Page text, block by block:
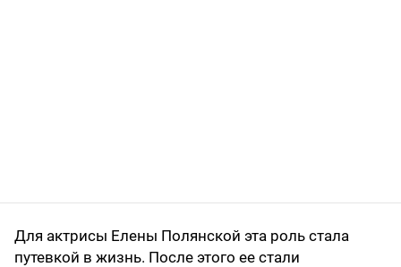
Для актрисы Елены Полянской эта роль стала
путевкой в жизнь. После этого ее стали